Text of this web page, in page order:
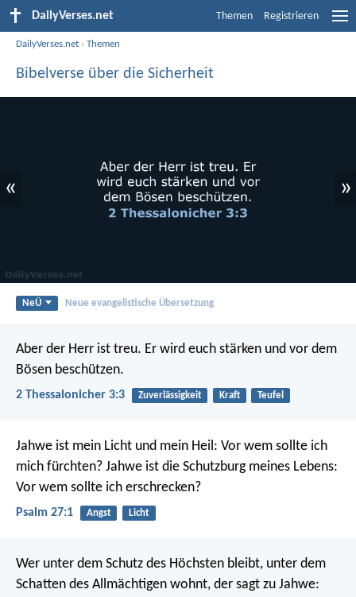
DailyVerses.net Themen Registrieren
DailyVerses.net ›Themen
Bibelverse über die Sicherheit
« »
NeÜ Neue evangelistische Übersetzung
Aber der Herr ist treu. Er wird euch stärken und vor dem
Bösen beschützen.
2 Thessalonicher 3:3 Zuverlässigkeit Kraft Teufel
Jahwe ist mein Licht und mein Heil: Vor wem sollte ich
mich fürchten? Jahwe ist die Schutzburg meines Lebens:
Vor wem sollte ich erschrecken?
Psalm 27:1 Angst Licht
Wer unter dem Schutz des Höchsten bleibt, unter dem
Schatten des Allmächtigen wohnt, der sagt zu Jahwe: